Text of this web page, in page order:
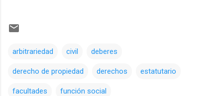
arbitrariedad civil deberes
derecho de propiedad derechos estatutario
facultades función social